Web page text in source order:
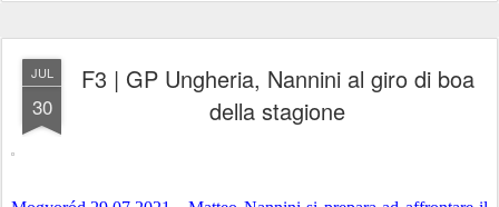
JUL
30
F3 | GP Ungheria, Nannini al giro di boa
della stagione